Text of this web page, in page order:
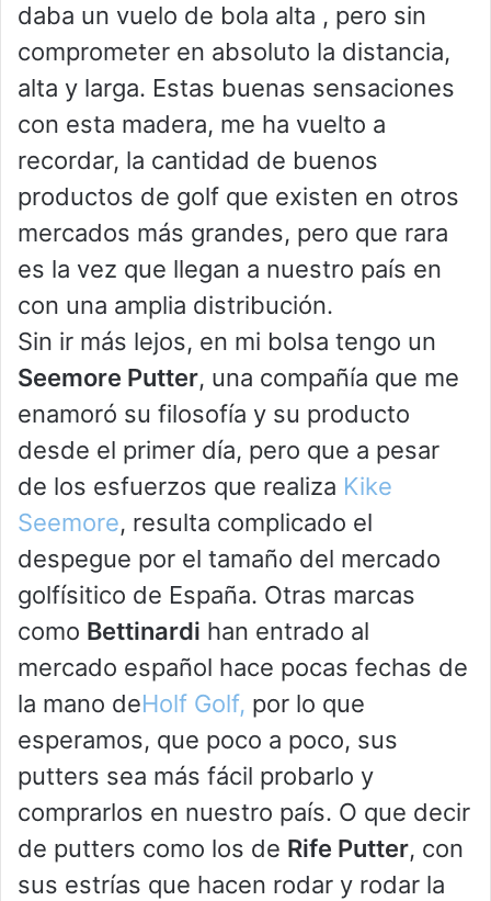
daba un vuelo de bola alta , pero sin
comprometer en absoluto la distancia,
alta y larga. Estas buenas sensaciones
con esta madera, me ha vuelto a
recordar, la cantidad de buenos
productos de golf que existen en otros
mercados más grandes, pero que rara
es la vez que llegan a nuestro país en
con una amplia distribución.
Sin ir más lejos, en mi bolsa tengo un
Seemore Putter, una compañía que me
enamoró su filosofía y su producto
desde el primer día, pero que a pesar
de los esfuerzos que realiza Kike
Seemore, resulta complicado el
despegue por el tamaño del mercado
golfísitico de España. Otras marcas
como Bettinardi han entrado al
mercado español hace pocas fechas de
la mano deHolf Golf, por lo que
esperamos, que poco a poco, sus
putters sea más fácil probarlo y
comprarlos en nuestro país. O que decir
de putters como los de Rife Putter, con
sus estrías que hacen rodar y rodar la